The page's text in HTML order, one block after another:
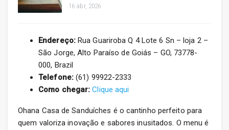
16 abr, 2026
Endereço:Rua Guariroba Q 4 Lote 6 Sn – loja 2 –
São Jorge, Alto Paraíso de Goiás – GO, 73778-
000, Brazil
Telefone:(61) 99922-2333
Como chegar: Clique aqui
Ohana Casa de Sanduíches é o cantinho perfeito para
quem valoriza inovação e sabores inusitados. O menu é